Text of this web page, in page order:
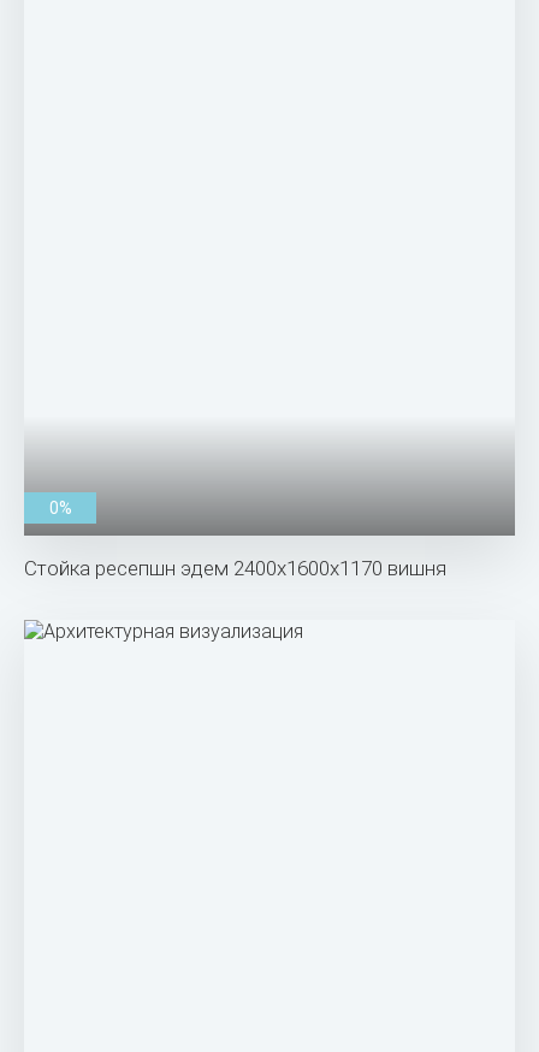
0%
Стойка ресепшн эдем 2400х1600х1170 вишня